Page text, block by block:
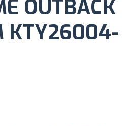
OUTBACK
KTY26004-